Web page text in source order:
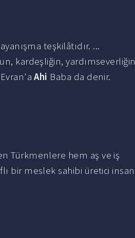
teşkilâtıdır. ...
kardeşliğin, yardımseverliğin
Evran'aAhi Baba da denir.
Türkmenlere hem aş ve iş
bir meslek sahibi üretici insan